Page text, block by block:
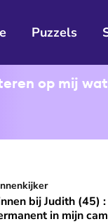
Puzzels
op mij
bij Judith (45) :
Premiumbij Judith (45)
in mijn